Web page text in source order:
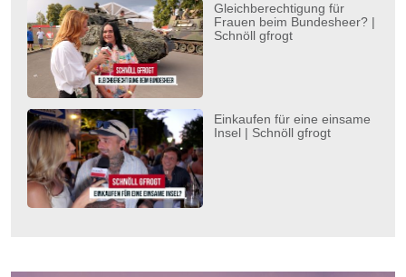
Gleichberechtigung für
Frauen beim Bundesheer? |
Schnöll gfrogt
Einkaufen für eine einsame
Insel | Schnöll gfrogt